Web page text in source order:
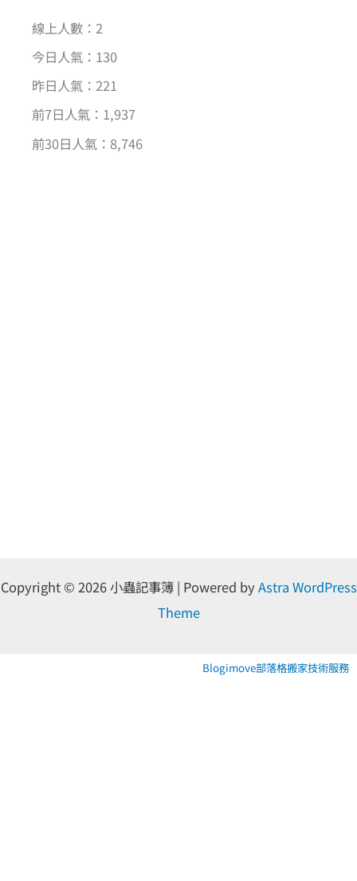
線上人數：2
今日人氣：130
昨日人氣：221
前7日人氣：1,937
前30日人氣：8,746
Copyright © 2026 小蟲記事簿 | Powered byAstra WordPress
Theme
Blogimove部落格搬家技術服務